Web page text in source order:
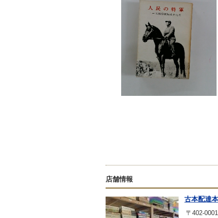
店舗情報
古本配達
〒402-0001